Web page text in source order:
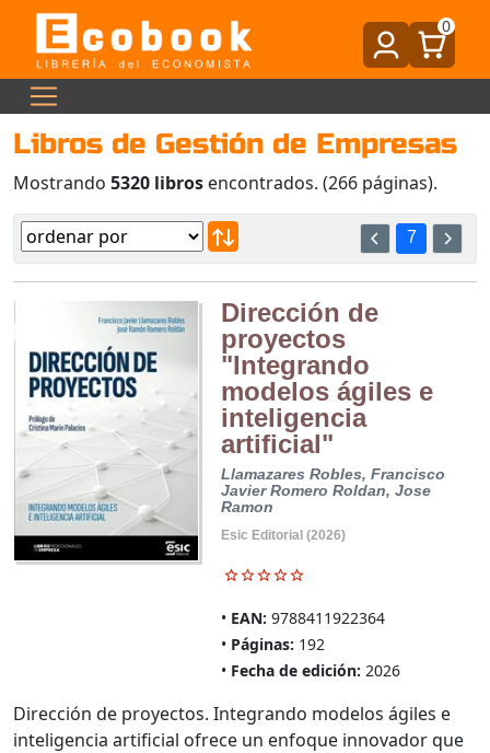
0
Libros de Gestión de Empresas
Mostrando 5320 libros encontrados. (266 páginas).
7
Dirección de
proyectos
"Integrando
modelos ágiles e
inteligencia
artificial"
Llamazares Robles, Francisco
Javier Romero Roldan, Jose
Ramon
Esic Editorial (2026)
EAN: 9788411922364
Páginas: 192
Fecha de edición: 2026
Dirección de proyectos. Integrando modelos ágiles e
inteligencia artificial ofrece un enfoque innovador que